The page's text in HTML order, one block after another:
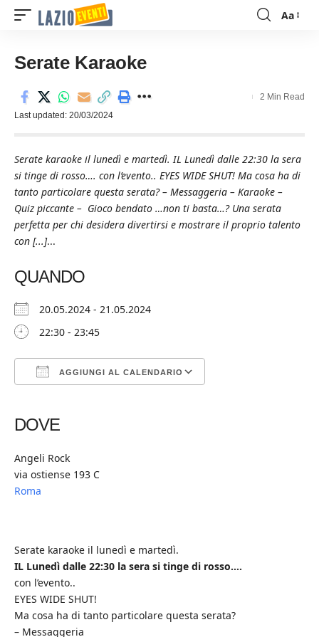
Font
Aa
Serate Karaoke
Last updated: 20/03/2024
2 Min Read
Serate karaoke il lunedì e martedì. IL Lunedì dalle 22:30 la sera
si tinge di rosso…. con l’evento.. EYES WIDE SHUT! Ma cosa ha di
tanto particolare questa serata? – Messaggeria – Karaoke –
Quiz piccante – Gioco bendato …non ti basta…? Una serata
perfetta per chi desidera divertirsi e mostrare il proprio talento
con [...]...
QUANDO
20.05.2024 - 21.05.2024
22:30 - 23:45
AGGIUNGI AL CALENDARIO
DOVE
Angeli Rock
via ostiense 193 C
Roma
Serate karaoke il lunedì e martedì.
IL Lunedì dalle 22:30 la sera si tinge di rosso….
con l’evento..
EYES WIDE SHUT!
Ma cosa ha di tanto particolare questa serata?
– Messaggeria